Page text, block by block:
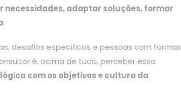
necessidades, adaptar soluções, formar
.
desafios específicos e pessoas com formas
é, acima de tudo, perceber essa
com os objetivos e cultura da